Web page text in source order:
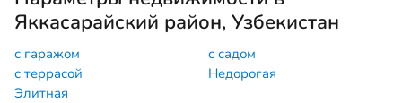
Яккасарайский район, Узбекистан
с гаражом
с садом
с террасой
Недорогая
Элитная